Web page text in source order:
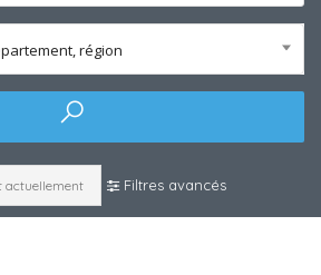
région
actuellement Filtres avancés